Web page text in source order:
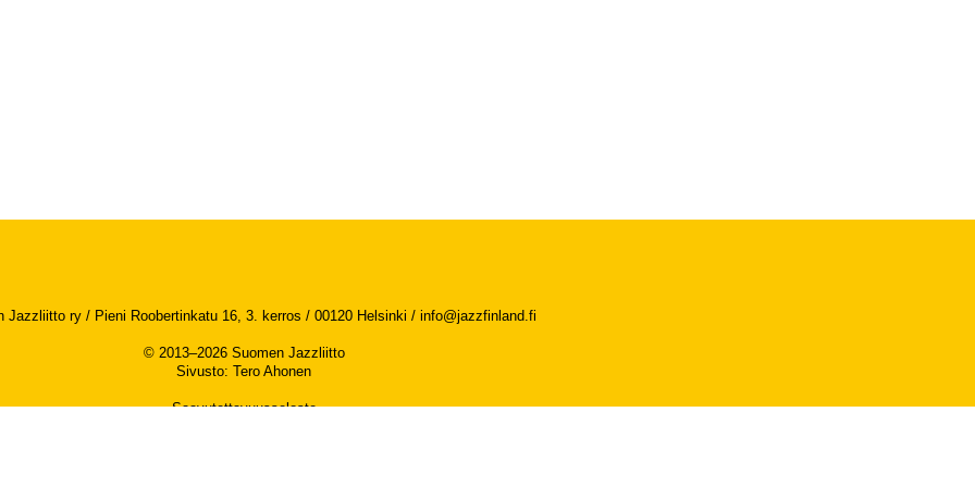
Jazzliitto ry / Pieni Roobertinkatu 16, 3. kerros / 00120 Helsinki / info@jazzfinland.fi
© 2013–2026 Suomen Jazzliitto
Sivusto: Tero Ahonen
Saavutettavuusseloste